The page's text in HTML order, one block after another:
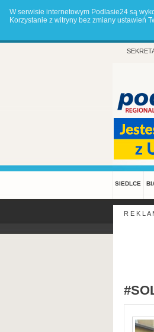
W serwisie internetowym Podlasie24 są
Korzystanie z witryny bez zmiany ustawień
SIEDLCE
R E K L A